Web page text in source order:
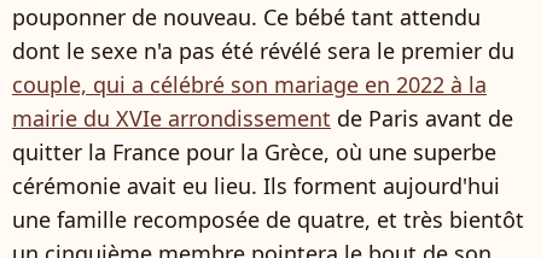
pouponner de nouveau. Ce bébé tant attendu
dont le sexe n'a pas été révélé sera le premier du
couple, qui a célébré son mariage en 2022 à la
mairie du XVIe arrondissement de Paris avant de
quitter la France pour la Grèce, où une superbe
cérémonie avait eu lieu. Ils forment aujourd'hui
une famille recomposée de quatre, et très bientôt